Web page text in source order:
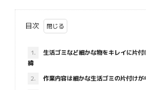
目次
1.
生活ゴミなど細かな物をキレイに片
緯
2.
作業内容は細かな生活ゴミの片付けが